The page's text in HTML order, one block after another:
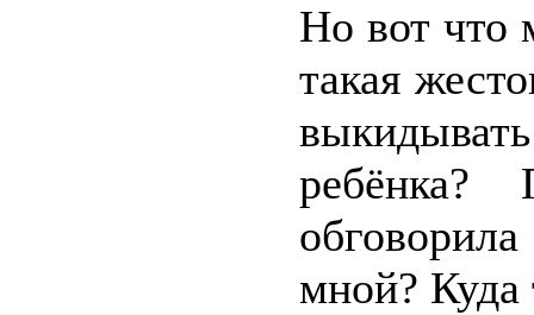
Но вот что
такая
мной? Куда